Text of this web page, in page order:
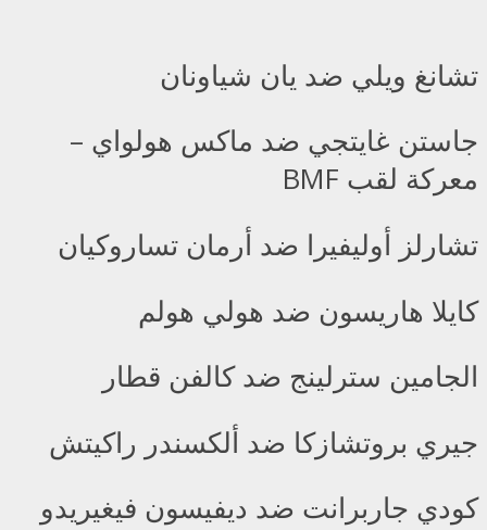
تشانغ ويلي ضد يان شياونان
جاستن غايتجي ضد ماكس هولواي –
معركة لقب BMF
تشارلز أوليفيرا ضد أرمان تساروكيان
كايلا هاريسون ضد هولي هولم
الجامين سترلينج ضد كالفن قطار
جيري بروتشازكا ضد ألكسندر راكيتش
كودي جاربرانت ضد ديفيسون فيغيريدو